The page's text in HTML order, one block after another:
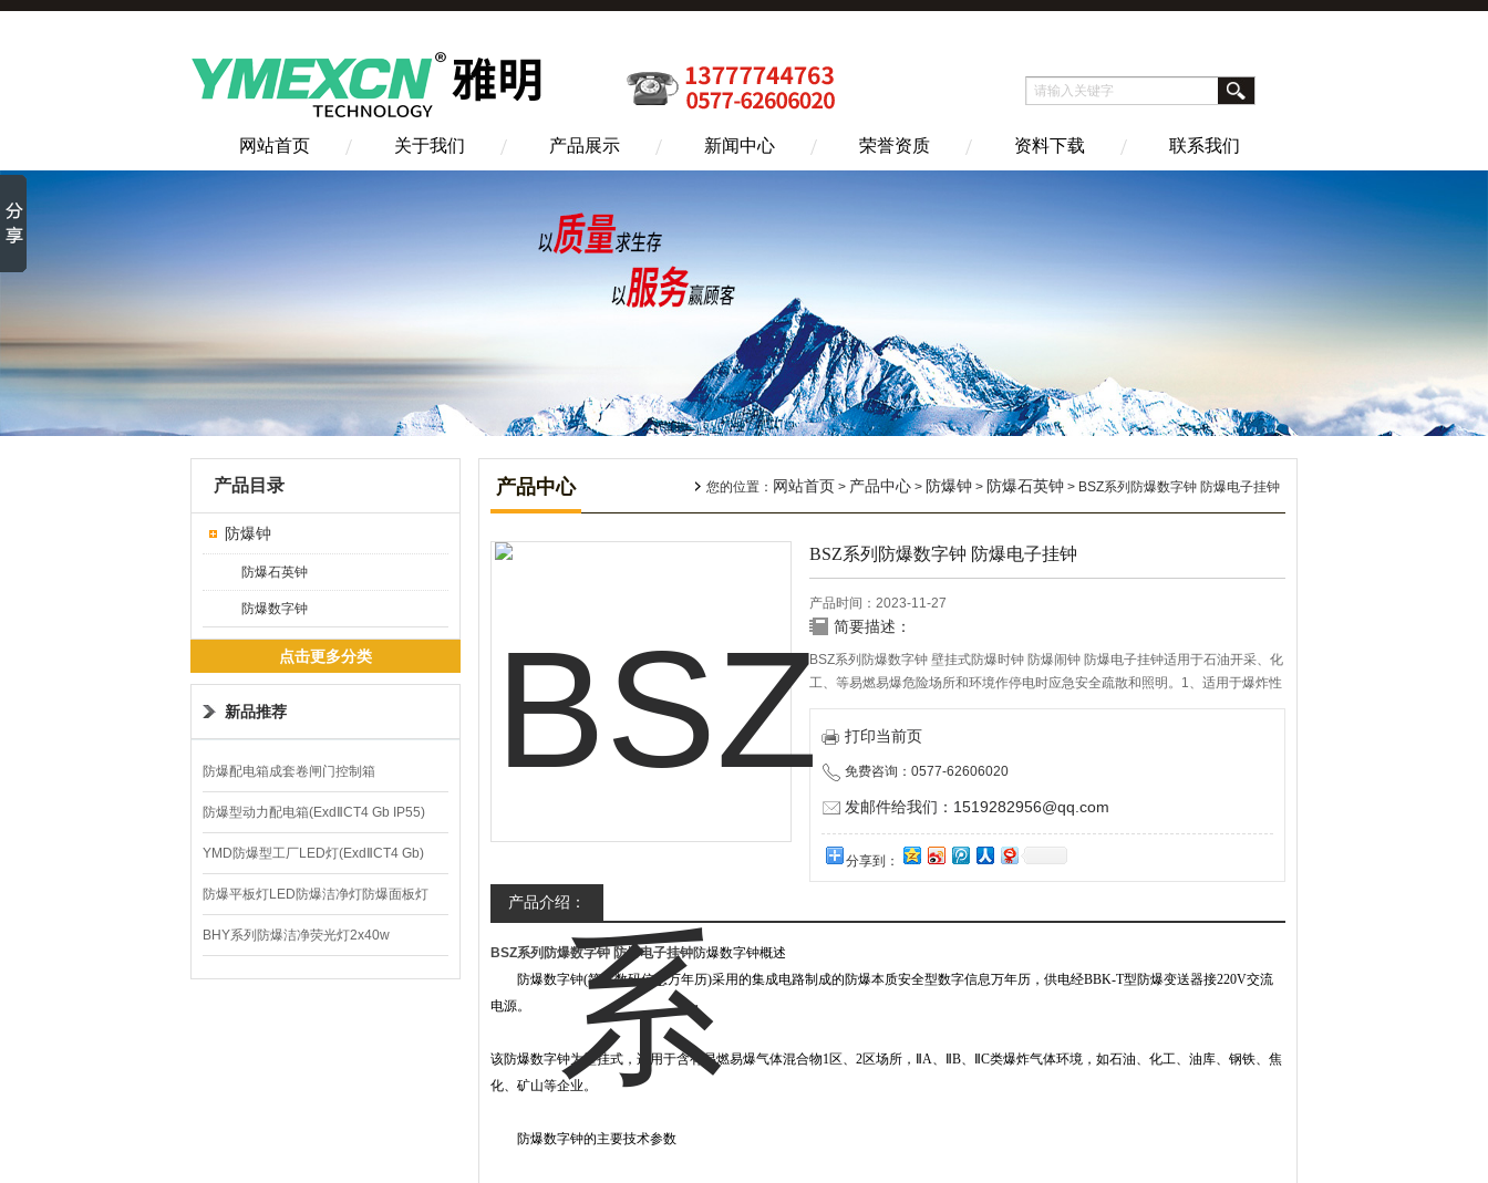
网站首页 关于我们 产品展示 新闻中心 荣誉资质 资料下载 联系我们
产品目录
防爆钟
防爆石英钟
防爆数字钟
点击更多分类
新品推荐
防爆配电箱成套卷闸门控制箱
防爆型动力配电箱(ExdⅡCT4 Gb IP55)
YMD防爆型工厂LED灯(ExdⅡCT4 Gb)
220V/150W
防爆平板灯LED防爆洁净灯防爆面板灯
BHY系列防爆洁净荧光灯2x40w
产品中心 您的位置： 网站首页 > 产品中心 > 防爆钟 > 防爆石英钟 > BSZ系列防爆数字钟 防爆电子挂钟
BSZ系列防爆数字钟 防爆电子挂钟
产品时间：2023-11-27
简要描述：
BSZ系列防爆数字钟 壁挂式防爆时钟 防爆闹钟 防爆电子挂钟适用于石油开采、化
工、等易燃易爆危险场所和环境作停电时应急安全疏散和照明。1、适用于爆炸性
坏境1区、2区场所；
2、适用于ⅡA、ⅡB、ⅡC类爆炸性气体坏境；
BSZ系列防爆数字钟 防爆电子挂钟
打印当前页
免费咨询：0577-62606020
发邮件给我们：1519282956@qq.com
分享到：
产品介绍：
BSZ系列防爆数字钟 防爆电子挂钟防爆数字钟概述
防爆数字钟(简称数码信息万年历)采用的集成电路制成的防爆本质安全型数字信息万年历，供电经BBK-T型防爆变送器接220V交流
电源。
该防爆数字钟为壁挂式，适用于含有易燃易爆气体混合物1区、2区场所，ⅡA、ⅡB、ⅡC类爆炸气体环境，如石油、化工、油库、钢铁、焦
化、矿山等企业。
防爆数字钟的主要技术参数